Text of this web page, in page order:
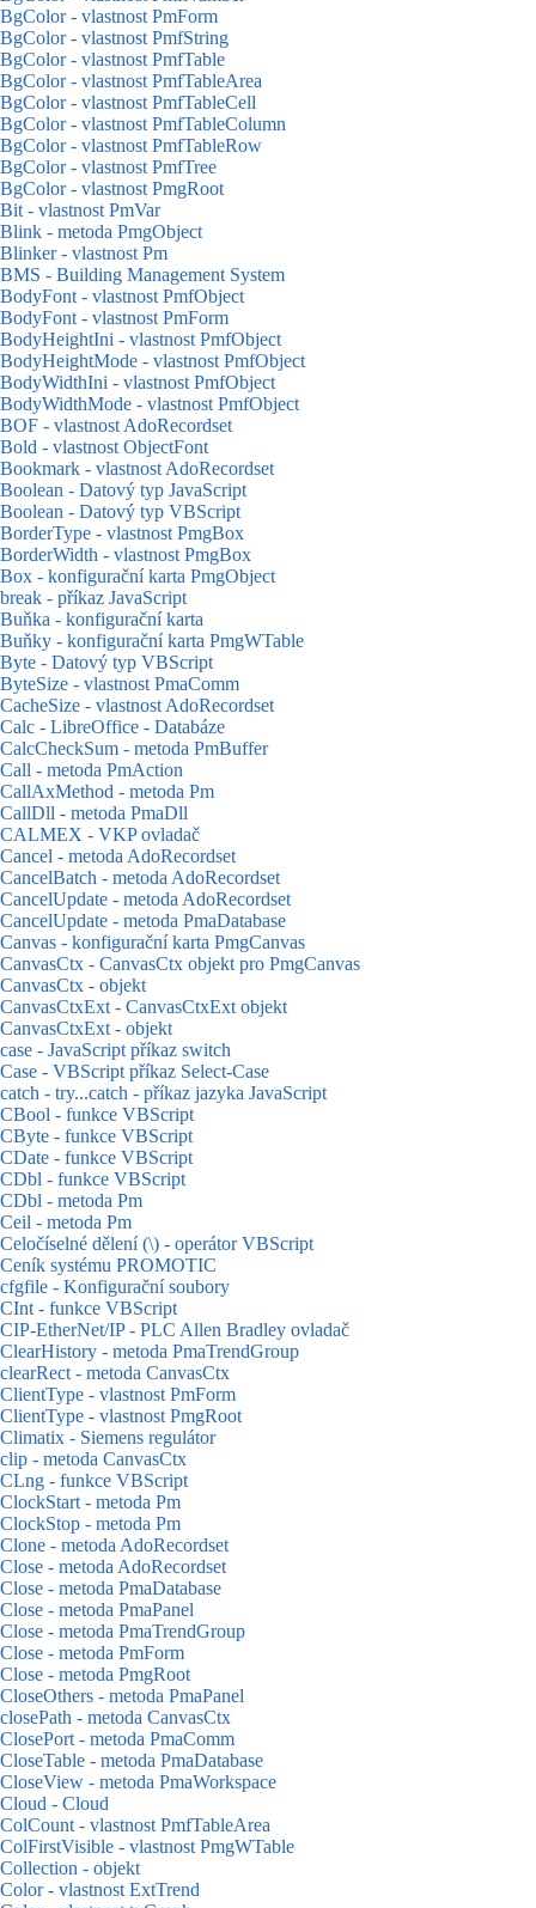
BgColor - vlastnost PmForm
BgColor - vlastnost PmfString
BgColor - vlastnost PmfTable
BgColor - vlastnost PmfTableArea
BgColor - vlastnost PmfTableCell
BgColor - vlastnost PmfTableColumn
BgColor - vlastnost PmfTableRow
BgColor - vlastnost PmfTree
BgColor - vlastnost PmgRoot
Bit - vlastnost PmVar
Blink - metoda PmgObject
Blinker - vlastnost Pm
BMS - Building Management System
BodyFont - vlastnost PmfObject
BodyFont - vlastnost PmForm
BodyHeightIni - vlastnost PmfObject
BodyHeightMode - vlastnost PmfObject
BodyWidthIni - vlastnost PmfObject
BodyWidthMode - vlastnost PmfObject
BOF - vlastnost AdoRecordset
Bold - vlastnost ObjectFont
Bookmark - vlastnost AdoRecordset
Boolean - Datový typ JavaScript
Boolean - Datový typ VBScript
BorderType - vlastnost PmgBox
BorderWidth - vlastnost PmgBox
Box - konfigurační karta PmgObject
break - příkaz JavaScript
Buňka - konfigurační karta
Buňky - konfigurační karta PmgWTable
Byte - Datový typ VBScript
ByteSize - vlastnost PmaComm
CacheSize - vlastnost AdoRecordset
Calc - LibreOffice - Databáze
CalcCheckSum - metoda PmBuffer
Call - metoda PmAction
CallAxMethod - metoda Pm
CallDll - metoda PmaDll
CALMEX - VKP ovladač
Cancel - metoda AdoRecordset
CancelBatch - metoda AdoRecordset
CancelUpdate - metoda AdoRecordset
CancelUpdate - metoda PmaDatabase
Canvas - konfigurační karta PmgCanvas
CanvasCtx - CanvasCtx objekt pro PmgCanvas
CanvasCtx - objekt
CanvasCtxExt - CanvasCtxExt objekt
CanvasCtxExt - objekt
case - JavaScript příkaz switch
Case - VBScript příkaz Select-Case
catch - try...catch - příkaz jazyka JavaScript
CBool - funkce VBScript
CByte - funkce VBScript
CDate - funkce VBScript
CDbl - funkce VBScript
CDbl - metoda Pm
Ceil - metoda Pm
Celočíselné dělení (\) - operátor VBScript
Ceník systému PROMOTIC
cfgfile - Konfigurační soubory
CInt - funkce VBScript
CIP-EtherNet/IP - PLC Allen Bradley ovladač
ClearHistory - metoda PmaTrendGroup
clearRect - metoda CanvasCtx
ClientType - vlastnost PmForm
ClientType - vlastnost PmgRoot
Climatix - Siemens regulátor
clip - metoda CanvasCtx
CLng - funkce VBScript
ClockStart - metoda Pm
ClockStop - metoda Pm
Clone - metoda AdoRecordset
Close - metoda AdoRecordset
Close - metoda PmaDatabase
Close - metoda PmaPanel
Close - metoda PmaTrendGroup
Close - metoda PmForm
Close - metoda PmgRoot
CloseOthers - metoda PmaPanel
closePath - metoda CanvasCtx
ClosePort - metoda PmaComm
CloseTable - metoda PmaDatabase
CloseView - metoda PmaWorkspace
Cloud - Cloud
ColCount - vlastnost PmfTableArea
ColFirstVisible - vlastnost PmgWTable
Collection - objekt
Color - vlastnost ExtTrend